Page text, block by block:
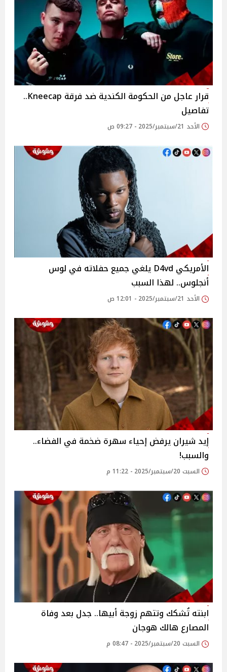
قرار عاجل من الحكومة الكندية ضد فرقة Kneecap..
تفاصيل
الأحد 21/سبتمبر/2025 - 09:27 ص
الأمريكي D4vd يلغي جميع حفلاته في لوس
أنجلوس.. لهذا السبب
الأحد 21/سبتمبر/2025 - 12:01 ص
إيد شيران يرفض إحياء سهرة ضخمة في الفضاء..
والسبب!
السبت 20/سبتمبر/2025 - 11:22 م
ابنته تُشكك وتتهم زوجة أبيها.. جدل بعد وفاة
المصارع هالك هوجان
السبت 20/سبتمبر/2025 - 08:47 م